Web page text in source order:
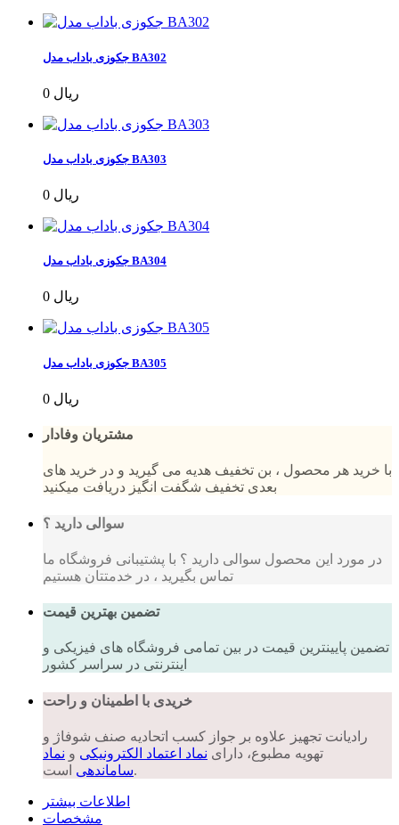
جکوزی باداب مدل BA302
0 ریال
جکوزی باداب مدل BA303
0 ریال
جکوزی باداب مدل BA304
0 ریال
جکوزی باداب مدل BA305
0 ریال
مشتریان وفادار
با خرید هر محصول ، بن تخفیف هدیه می گیرید و در خرید های
بعدی تخفیف شگفت انگیز دریافت میکنید
سوالی دارید ؟
در مورد این محصول سوالی دارید ؟ با پشتیبانی فروشگاه ما
تماس بگیرید ، در خدمتتان هستیم
تضمین بهترین قیمت
تضمین پایینترین قیمت در بین تمامی فروشگاه های فیزیکی و
اینترنتی در سراسر کشور
خریدی با اطمینان و راحت
رادیانت تجهیز علاوه بر جواز کسب اتحادیه صنف شوفاژ و
تهویه مطبوع، دارای نماد اعتماد الکترونیکی و نماد
ساماندهیاست.
اطلاعات بیشتر
مشخصات